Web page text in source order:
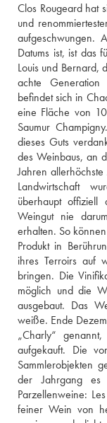
Clos Rougeard hat
und
aufgeschwungen.
Datums ist, ist das
Louis und Bernard,
achte
befindet sich in
eine Fläche von
Saumur
dieses Guts
des Weinbaus, an
Jahren
Landwirtschaft
überhaupt offiziell
Weingut nie
erhalten. So
Produkt in
ihres Terroirs auf
bringen. Die
möglich und die
ausgebaut. Das
weiße. Ende
„Charly“
aufgekauft. Die
Sammlerobjekten
der Jahrgang
Parzellenweine:
feiner Wein von